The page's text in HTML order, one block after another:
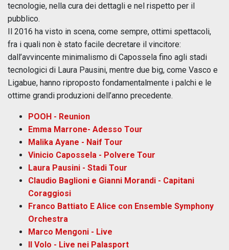
tecnologie, nella cura dei dettagli e nel rispetto per il
pubblico.
Il 2016 ha visto in scena, come sempre, ottimi spettacoli,
fra i quali non è stato facile decretare il vincitore:
dall’avvincente minimalismo di Capossela fino agli stadi
tecnologici di Laura Pausini, mentre due big, come Vasco e
Ligabue, hanno riproposto fondamentalmente i palchi e le
ottime grandi produzioni dell’anno precedente.
POOH - Reunion
Emma Marrone- Adesso Tour
Malika Ayane - Naif Tour
Vinicio Capossela - Polvere Tour
Laura Pausini - Stadi Tour
Claudio Baglioni e Gianni Morandi - Capitani
Coraggiosi
Franco Battiato E Alice con Ensemble Symphony
Orchestra
Marco Mengoni - Live
Il Volo - Live nei Palasport